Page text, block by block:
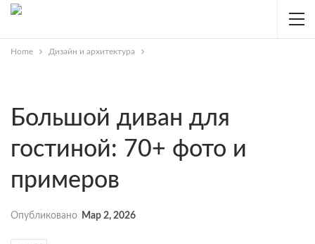
Home Дизайн и архитектура
Большой диван для
гостиной: 70+ фото и
примеров
Опубликовано Мар 2, 2026